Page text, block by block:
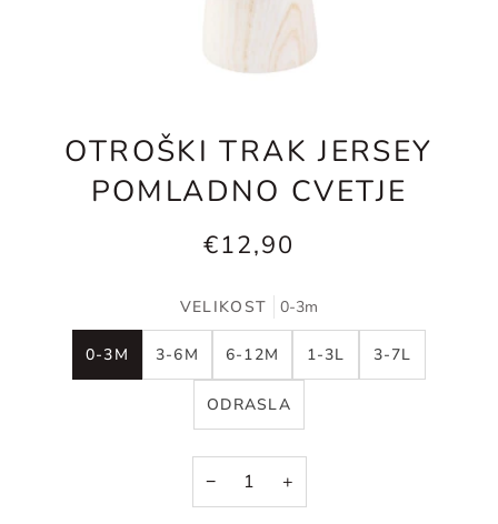
OTROŠKI TRAK JERSEY
POMLADNO CVETJE
€12,90
VELIKOST 0-3m
0-3M 3-6M 6-12M 1-3L 3-7L
ODRASLA
− +